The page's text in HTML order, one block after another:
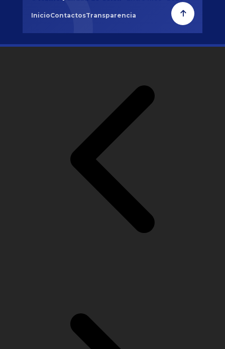
InicioContactosTransparencia